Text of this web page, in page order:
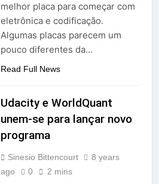
melhor placa para começar com
eletrônica e codificação.
Algumas placas parecem um
pouco diferentes da…
Read Full News
Udacity e WorldQuant
unem-se para lançar novo
programa
Sinesio Bittencourt
8 years
ago
0 2 mins